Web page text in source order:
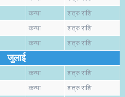
कन्या शत्रु राशि
कन्या शत्रु राशि
कन्या शत्रु राशि
जुलाई
कन्या शत्रु राशि
कन्या शत्रु राशि